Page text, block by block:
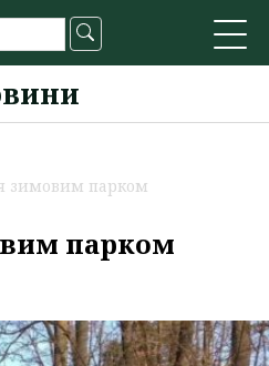
зимовим парком
парком